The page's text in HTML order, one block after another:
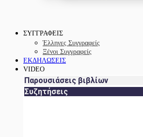
ΣΥΓΓΡΑΦΕΙΣ
Έλληνες Συγγραφείς
Ξένοι Συγγραφείς
ΕΚΔΗΛΩΣΕΙΣ
VIDEO
Παρουσιάσεις βιβλίων
Συζητήσεις